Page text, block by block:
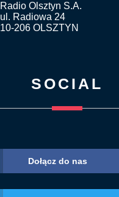
Radio Olsztyn S.A.
ul. Radiowa 24
10-206 OLSZTYN
SOCIAL
Dołącz do nas